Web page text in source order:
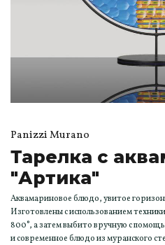
Panizzi Murano
Тарелка с
"Артика"
Аквамариновое блюдо, увитое
Изготовлены с использованием
800°, а затем выбито вручную с
и современное блюдо из муранского